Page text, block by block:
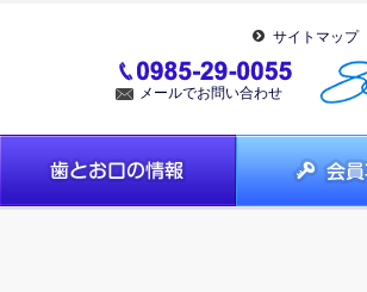
サイトマップ
メールでお問い合わせ